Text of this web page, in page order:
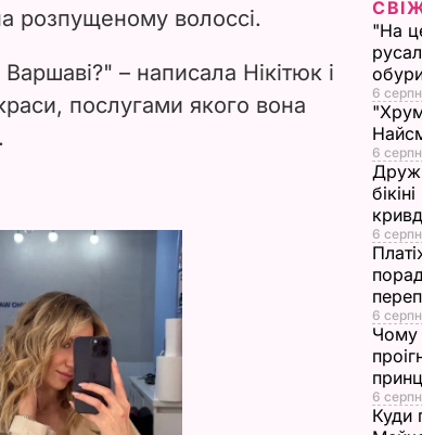
i
d
e
o
розпущеному волоссі.
– написала Нікітюк і
послугами якого вона
"На
6
6
6
6
Чому
6
Куди